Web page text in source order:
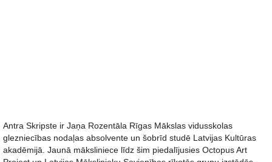
Antra Skripste ir Jaņa Rozentāla Rīgas Mākslas vidusskolas
glezniecības nodaļas absolvente un šobrīd studē Latvijas Kultūras
akadēmijā. Jaunā māksliniece līdz šim piedalījusies Octopus Art